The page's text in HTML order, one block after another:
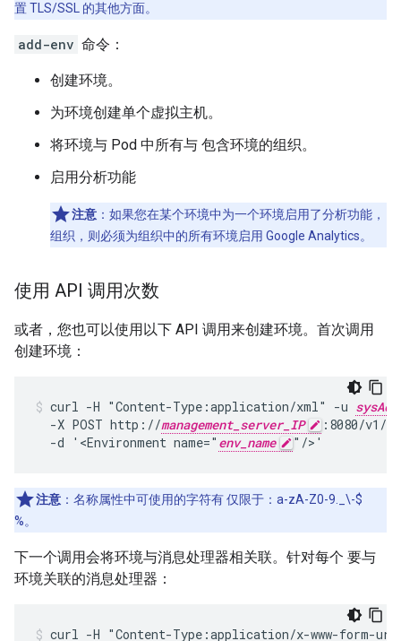
置 TLS/SSL 的其他方面。
add-env 命令：
创建环境。
为环境创建单个虚拟主机。
将环境与 Pod 中所有与 包含环境的组织。
启用分析功能
注意 ：如果您在某个环境中为一个环境启用了分析功能，
组织，则必须为组织中的所有环境启用 Google Analytics。
使用 API 调用次数
或者，您也可以使用以下 API 调用来创建环境。首次调用
创建环境：
curl -H "Content-Type:application/xml" -u
  -X POST http://
management_server_IP
:8080/v1/
  -d '<Environment name="
env_name "/>'
注意 ：名称属性中可使用的字符有 仅限于：a-zA-Z0-9._\-$
%。
下一个调用会将环境与消息处理器相关联。针对每个 要与
环境关联的消息处理器：
curl -H "Content-Type:application/x-www-form-